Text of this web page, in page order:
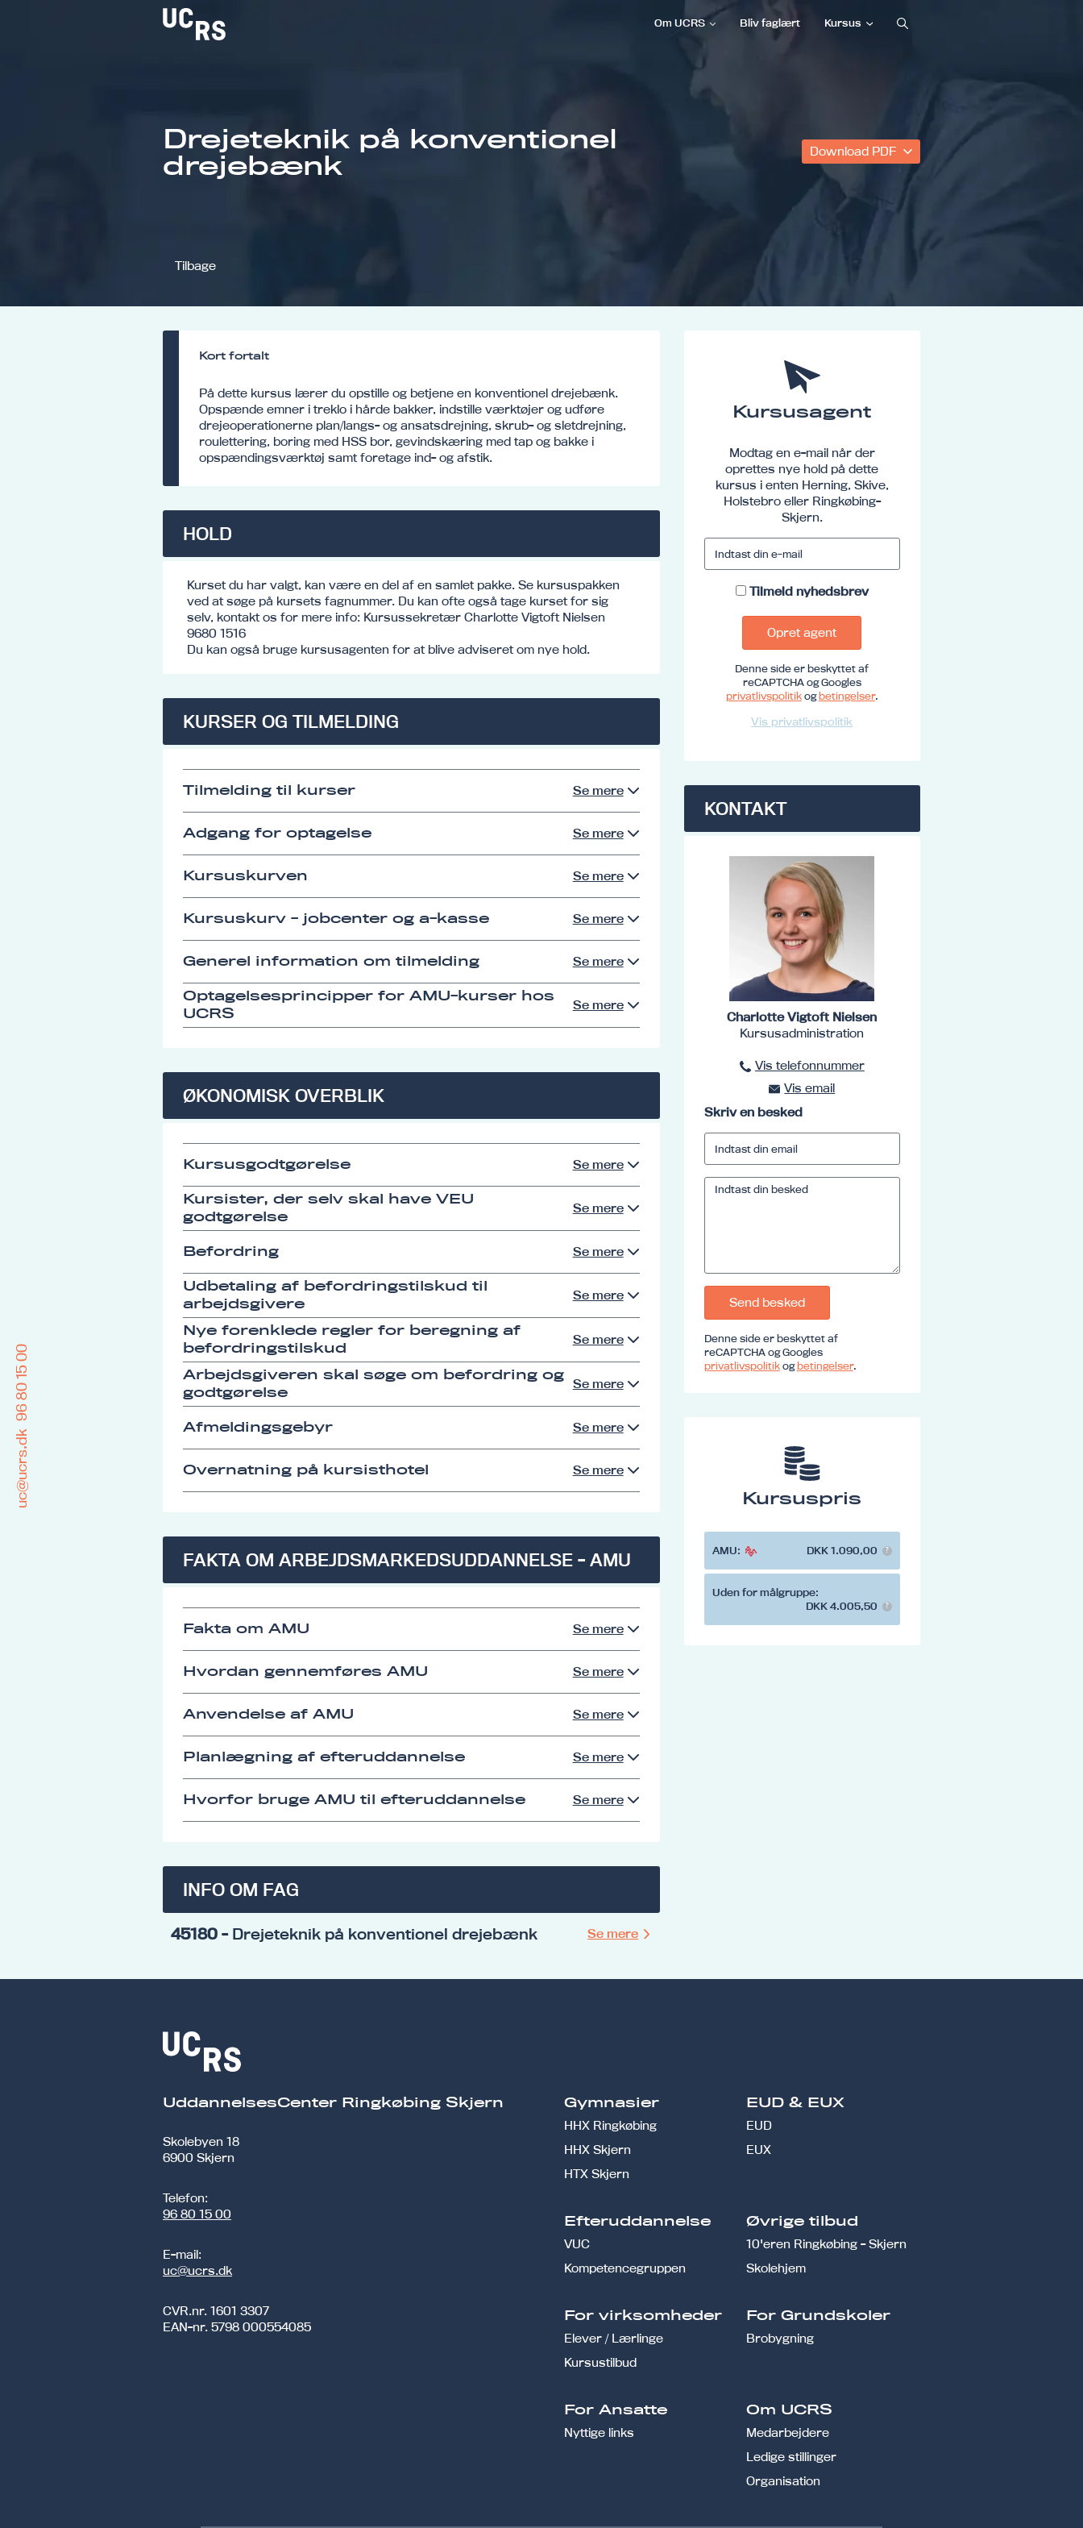
Om UCRS Bliv faglært Kursus
Drejeteknik på konventionel
drejebænk
Download PDF
Tilbage
Kort fortalt
På dette kursus lærer du opstille og betjene en konventionel drejebænk.
Opspænde emner i treklo i hårde bakker, indstille værktøjer og udføre
drejeoperationerne plan/langs- og ansatsdrejning, skrub- og sletdrejning,
roulettering, boring med HSS bor, gevindskæring med tap og bakke i
opspændingsværktøj samt foretage ind- og afstik.
HOLD
Kurset du har valgt, kan være en del af en samlet pakke. Se kursuspakken
ved at søge på kursets fagnummer. Du kan ofte også tage kurset for sig
selv, kontakt os for mere info: Kursussekretær Charlotte Vigtoft Nielsen
9680 1516
Du kan også bruge kursusagenten for at blive adviseret om nye hold.
KURSER OG TILMELDING
Tilmelding til kurser Se mere
Adgang for optagelse Se mere
Kursuskurven Se mere
Kursuskurv - jobcenter og a-kasse Se mere
Generel information om tilmelding Se mere
Optagelsesprincipper for AMU-kurser hos
UCRS
Se mere
ØKONOMISK OVERBLIK
Kursusgodtgørelse Se mere
Kursister, der selv skal have VEU
godtgørelse
Se mere
Befordring Se mere
Udbetaling af befordringstilskud til
arbejdsgivere
Se mere
Nye forenklede regler for beregning af
befordringstilskud
Se mere
Arbejdsgiveren skal søge om befordring og
godtgørelse
Se mere
Afmeldingsgebyr Se mere
Overnatning på kursisthotel Se mere
FAKTA OM ARBEJDSMARKEDSUDDANNELSE - AMU
Fakta om AMU Se mere
Hvordan gennemføres AMU Se mere
Anvendelse af AMU Se mere
Planlægning af efteruddannelse Se mere
Hvorfor bruge AMU til efteruddannelse Se mere
INFO OM FAG
45180 - Drejeteknik på konventionel drejebænk Se mere
Kursusagent
Modtag en e-mail når der
oprettes nye hold på dette
kursus i enten Herning, Skive,
Holstebro eller Ringkøbing-
Skjern.
Tilmeld nyhedsbrev
Opret agent
Denne side er beskyttet af
reCAPTCHA og Googles
privatlivspolitikogbetingelser.
Vis privatlivspolitik
KONTAKT
Charlotte Vigtoft Nielsen
Kursusadministration
Vis telefonnummer
96801516
Vis emailkursus@ucrs.dk
Skriv en besked
Send besked
Denne side er beskyttet af
reCAPTCHA og Googles
privatlivspolitikogbetingelser.
Kursuspris
AMU: DKK 1.090,00
Uden for målgruppe:
DKK 4.005,50
UddannelsesCenter Ringkøbing Skjern
Skolebyen 18
6900 Skjern
Telefon:
96 80 15 00
E-mail:
uc@ucrs.dk
CVR.nr. 1601 3307
EAN-nr. 5798 000554085
Gymnasier
HHX Ringkøbing
HHX Skjern
HTX Skjern
EUD & EUX
EUD
EUX
Efteruddannelse
VUC
Kompetencegruppen
Øvrige tilbud
10'eren Ringkøbing - Skjern
Skolehjem
For virksomheder
Elever / Lærlinge
Kursustilbud
For Grundskoler
Brobygning
For Ansatte
Nyttige links
Om UCRS
Medarbejdere
Ledige stillinger
Organisation
uc@ucrs.dk
96 80 15 00